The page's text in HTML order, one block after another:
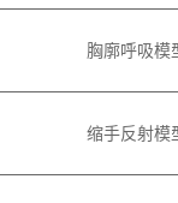
胸廓呼吸模
缩手反射模